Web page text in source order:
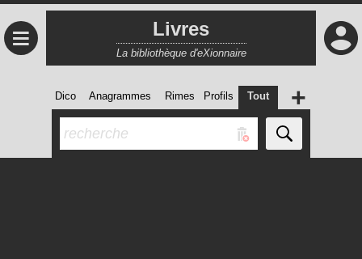
≡ Livres
La bibliothèque d'eXionnaire
Dico Anagrammes Rimes Profils Tout +